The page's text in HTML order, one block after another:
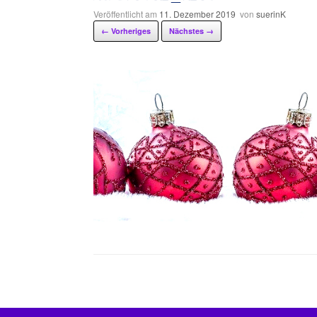
Veröffentlicht am 11. Dezember 2019 von suerinK
← Vorheriges Nächstes →